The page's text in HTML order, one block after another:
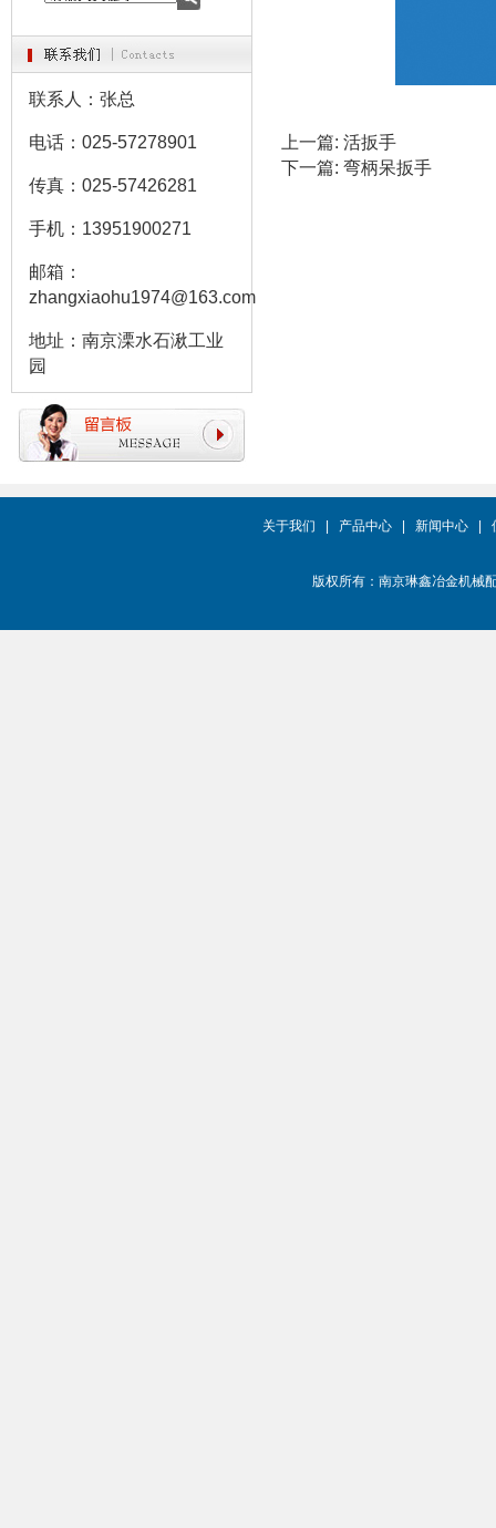
联系人：张总
电话：025-57278901
传真：025-57426281
手机：13951900271
邮箱：
zhangxiaohu1974@163.com
地址：南京溧水石湫工业
园
上一篇: 活扳手
下一篇: 弯柄呆扳手
关于我们 产品中心| 新闻中心|
版权所有：南京琳鑫冶金机